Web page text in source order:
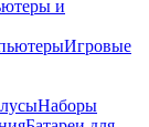
и
Игровые
Наборы